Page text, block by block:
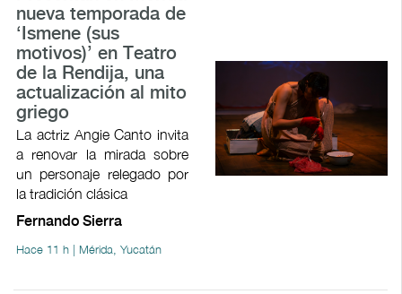
nueva temporada de
‘Ismene (sus
motivos)’ en Teatro
de la Rendija, una
actualización al mito
griego
La actriz Angie Canto invita
a renovar la mirada sobre
un personaje relegado por
la tradición clásica
Fernando Sierra
Hace 11 h | Mérida, Yucatán